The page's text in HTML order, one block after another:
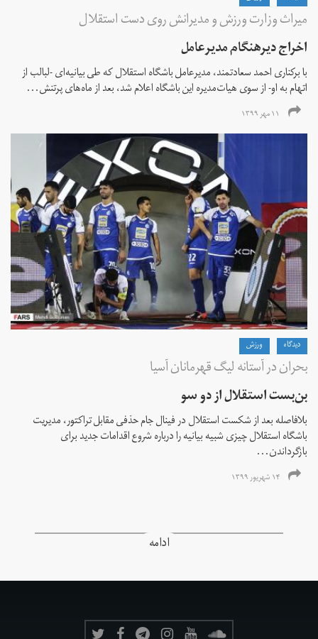
میراث وزارت ورزش و مدیرانش روی دست استقلال
اخراج دیرهنگام مدیرعامل
با برکناری احمد سعادتمند، مدیرعامل باشگاه استقلال که طی بیانیه‌ای -لبالب از
اتهام به او- از سوی هیات‌مدیره این باشگاه اعلام شد، بعد از ماه‌های پرتنش...
۱۱ مهر ۱۳۹۹
دیدگاه ورزش
بحران در آستانه لیگ قهرمانان آسیا
بن‌بست استقلال از دو سو
بلافاصله بعد از شکست استقلال در فینال جام حذفی مقابل تراکتور، مدیریت
باشگاه استقلال چیزی شبیه بیانیه را درباره شروع اقدامات جدید برای
بازگرداندن...
۱۴ شهریور ۱۳۹۹
ادامه